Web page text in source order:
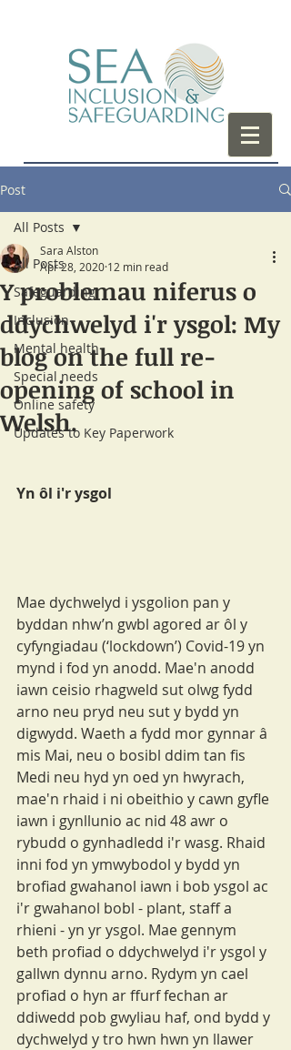
Post
All Posts
Safeguarding
Inclusion
Mental health
Special needs
Online safety
Updates to Key Paperwork
All Posts
Y problemau niferus o
ddychwelyd i'r ysgol: My
blog on the full re-
opening of school in
Welsh.
Sara Alston
Apr 28, 2020 12 min read
Yn ôl i'r ysgol
Mae dychwelyd i ysgolion pan y
byddan nhw’n gwbl agored ar ôl y
cyfyngiadau (‘lockdown’) Covid-19 yn
mynd i fod yn anodd. Mae'n anodd
iawn ceisio rhagweld sut olwg fydd
arno neu pryd neu sut y bydd yn
digwydd. Waeth a fydd mor gynnar â
mis Mai, neu o bosibl ddim tan fis
Medi neu hyd yn oed yn hwyrach,
mae'n rhaid i ni obeithio y cawn gyfle
iawn i gynllunio ac nid 48 awr o
rybudd o gynhadledd i'r wasg. Rhaid
inni fod yn ymwybodol y bydd yn
brofiad gwahanol iawn i bob ysgol ac
i'r gwahanol bobl - plant, staff a
rhieni - yn yr ysgol. Mae gennym
beth profiad o ddychwelyd i'r ysgol y
gallwn dynnu arno. Rydym yn cael
profiad o hyn ar ffurf fechan ar
ddiwedd pob gwyliau haf, ond bydd y
dychwelyd y tro hwn hwn yn llawer